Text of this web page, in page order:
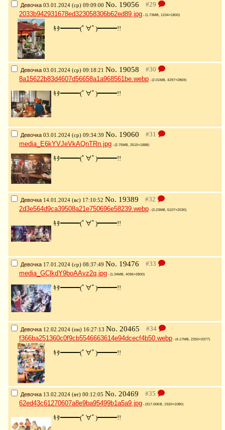
Девочка 03.01.2024 (ср) 09:09:00 No. 19056
2033b942931678ed323058306b62ed89.jpg - (1.73MB, 1234×1800)
ｷﾀ━━━(ﾟ∀ﾟ)━━━!!
Девочка 03.01.2024 (ср) 09:18:21 No. 19058
8a15622b83d4607d56658a1a968561be.webp - (2.01MB, 4297×2869)
ｷﾀ━━━(ﾟ∀ﾟ)━━━!!
Девочка 03.01.2024 (ср) 09:34:39 No. 19060
media_E6kYVJeVkAQnTRn.jpg - (2.75MB, 2515×1888)
ｷﾀ━━━(ﾟ∀ﾟ)━━━!!
Девочка 14.01.2024 (вс) 17:10:52 No. 19389
2d3e564d9ca39508a21e750696e58239.webp - (3.23MB, 5107×2030)
ｷﾀ━━━(ﾟ∀ﾟ)━━━!!
Девочка 17.01.2024 (ср) 08:37:49 No. 19476
media_GClkdY9boAAvz2q.jpg - (1.34MB, 4096×2800)
ｷﾀ━━━(ﾟ∀ﾟ)━━━!!
Девочка 12.02.2024 (пн) 16:27:13 No. 20465
f366ba251360c0f9cb5546663614e94dcecf4b50.webp - (4.17MB, 2250×3377)
ｷﾀ━━━(ﾟ∀ﾟ)━━━!!
Девочка 13.02.2024 (вт) 00:12:05 No. 20469
62ed43c61270607a8e9ba95499b1a5a9.jpg - (317.00KB, 1920×1080)
ｷﾀ━━━(ﾟ∀ﾟ)━━━!!